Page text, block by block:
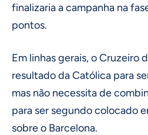
finalizaria a campanha na
pontos.
Em linhas gerais, o Cruzeiro
resultado da Católica para
mas não necessita de
para ser segundo colocado
sobre o Barcelona.